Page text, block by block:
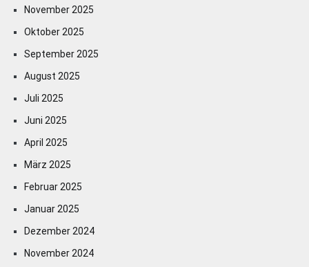
November 2025
Oktober 2025
September 2025
August 2025
Juli 2025
Juni 2025
April 2025
März 2025
Februar 2025
Januar 2025
Dezember 2024
November 2024